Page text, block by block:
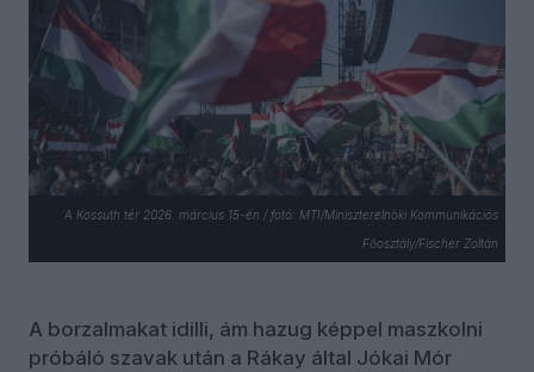
A Kossuth tér 2026. március 15-én / fotó: MTI/Miniszterelnöki Kommunikációs
Főosztály/Fischer Zoltán
A borzalmakat idilli, ám hazug képpel maszkolni
próbáló szavak után a Rákay által Jókai Mór